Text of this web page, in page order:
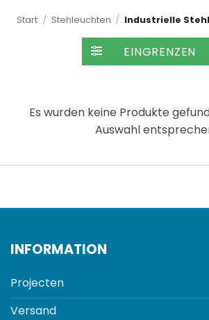
Start / Stehleuchten / Industrielle
FILTER
Es wurden keine Produkte
Auswahl
INFORMATION
Projecten
Versand